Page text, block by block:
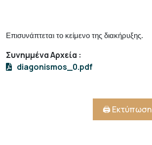
Επισυνάπτεται το κείμενο της διακήρυξης.
Συνημμένα Αρχεία :
diagonismos_0.pdf
🖨️ Εκτύπωση